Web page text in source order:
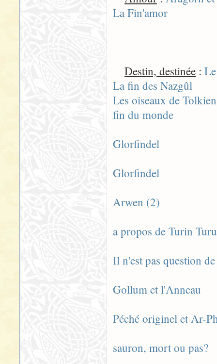
La Fin'amor
Destin, destinée :
La fin des Nazgûl
Les oiseaux de Tolkien
fin du monde
Glorfindel
Glorfindel
Arwen (2)
a propos de Turin
Il n'est pas question
Gollum et l'Anneau
Péché originel et Ar-
sauron, mort ou pas?